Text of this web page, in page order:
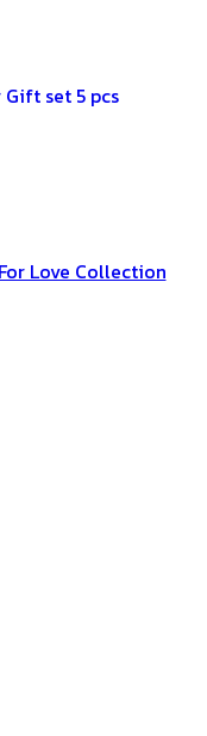
Gift set 5 pcs